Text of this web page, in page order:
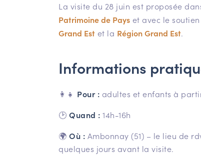
La visite du 28 juin est proposée
Patrimoine de Pays et avec le soutien
Grand Est et la Région Grand Est.
Informations
👩‍👧 Pour : adultes et enfants à
🕑 Quand : 14h-16h
🌍 Où : Ambonnay (51) – le lieu de
quelques jours avant la visite.